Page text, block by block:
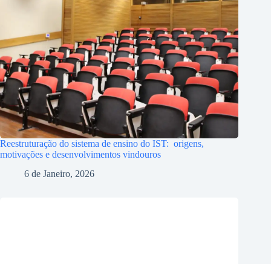
Reestruturação do sistema de ensino do IST: origens,
motivações e desenvolvimentos vindouros
6 de Janeiro, 2026